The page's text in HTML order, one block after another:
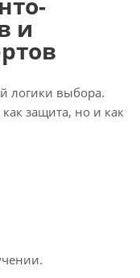
и
логики выбора.
защита, но и как